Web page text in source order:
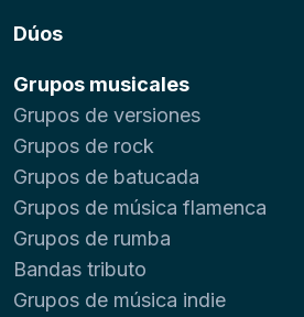
Dúos
Grupos musicales
Grupos de versiones
Grupos de rock
Grupos de batucada
Grupos de música flamenca
Grupos de rumba
Bandas tributo
Grupos de música indie